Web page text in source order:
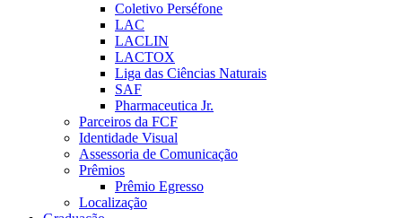
Coletivo Perséfone
LAC
LACLIN
LACTOX
Liga das Ciências Naturais
SAF
Pharmaceutica Jr.
Parceiros da FCF
Identidade Visual
Assessoria de Comunicação
Prêmios
Prêmio Egresso
Localização